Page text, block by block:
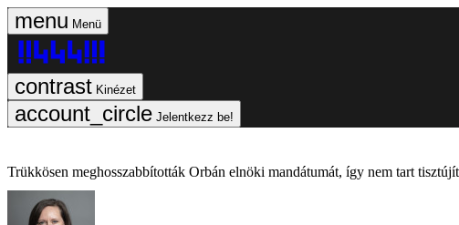
Menü
Kinézet
Jelentkezz be!
Trükkösen meghosszabbították Orbán elnöki mandátumát, így nem tart